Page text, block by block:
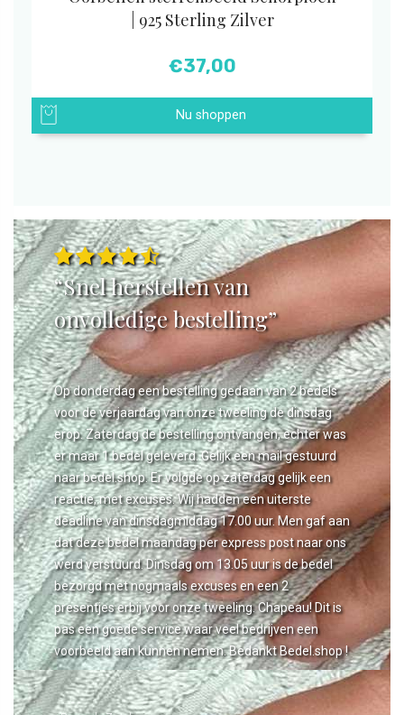
| 925 Sterling Zilver
€37,00
Nu shoppen
“Snel herstellen van
onvolledige bestelling”
Op donderdag een bestelling gedaan van 2 bedels
voor de verjaardag van onze tweeling de dinsdag
erop. Zaterdag de bestelling ontvangen, echter was
er maar 1 bedel geleverd. Gelijk een mail gestuurd
naar bedel.shop. Er volgde op zaterdag gelijk een
reactie, met excuses. Wij hadden een uiterste
deadline van dinsdagmiddag 17.00 uur. Men gaf aan
dat deze bedel maandag per express post naar ons
werd verstuurd. Dinsdag om 13.05 uur is de bedel
bezorgd met nogmaals excuses en een 2
presentjes erbij voor onze tweeling. Chapeau! Dit is
pas een goede service waar veel bedrijven een
voorbeeld aan kunnen nemen. Bedankt Bedel.shop !